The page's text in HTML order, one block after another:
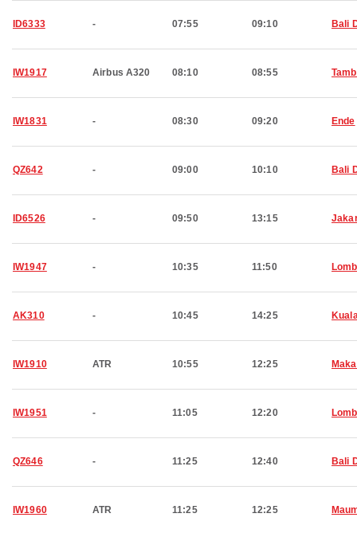
ID6333 - 07:55 09:10 Bali
IW1917 Airbus A320 08:10 08:55
IW1831 - 08:30 09:20 Ende
QZ642 - 09:00 10:10 Bali
ID6526 - 09:50 13:15
IW1947 - 10:35 11:50
AK310 - 10:45 14:25
IW1910 ATR 10:55 12:25
IW1951 - 11:05 12:20
QZ646 - 11:25 12:40 Bali
IW1960 ATR 11:25 12:25